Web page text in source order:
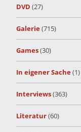
DVD (27)
Galerie(715)
Games(30)
In eigener Sache(1)
Interviews(363)
Literatur(60)